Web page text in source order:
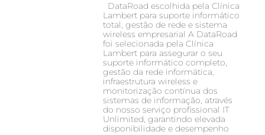
DataRoad escolhida pela Clínica
Lambert para suporte informático
total, gestão de rede e sistema
wireless empresarial A DataRoad
foi selecionada pela Clínica
Lambert para assegurar o seu
suporte informático completo,
gestão da rede informática,
infraestrutura wireless e
monitorização contínua dos
sistemas de informação, através
do nosso serviço profissional IT
Unlimited, garantindo elevada
disponibilidade e desempenho